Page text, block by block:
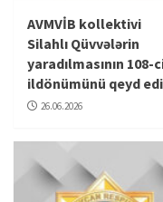
AVMVİB kollektivi
Silahlı Qüvvələrin
yaradılmasının 108-
ildönümünü qeyd
26.06.2026